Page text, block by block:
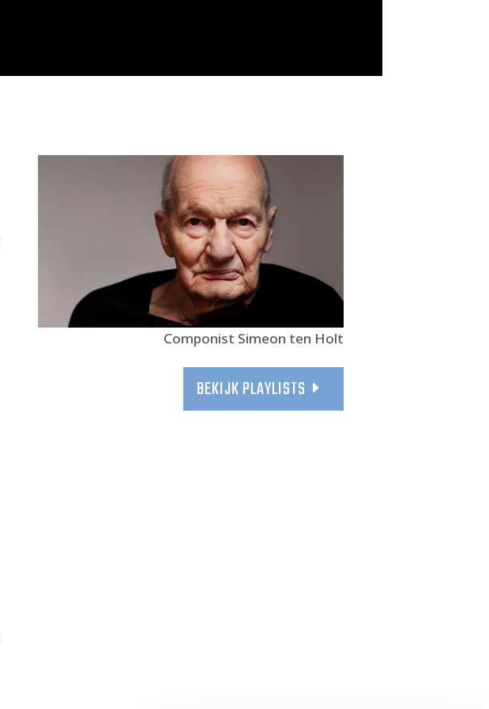
Componist Simeon ten Holt
BEKIJK PLAYLISTS